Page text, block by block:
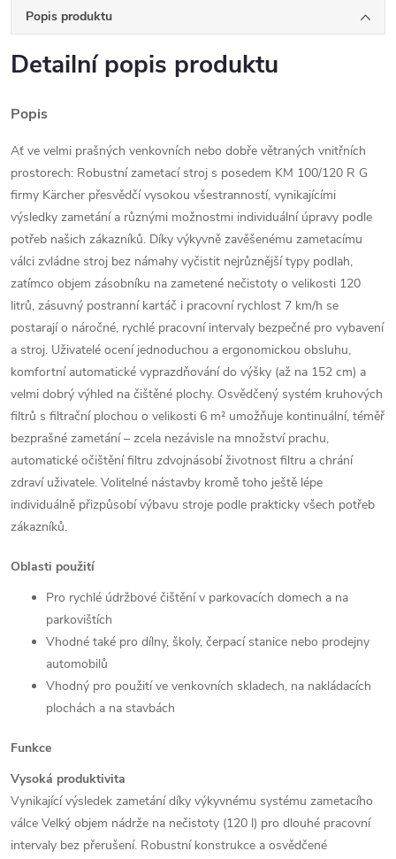
Popis produktu
Detailní popis produktu
Popis
Ať ve velmi prašných venkovních nebo dobře větraných vnitřních
prostorech: Robustní zametací stroj s posedem KM 100/120 R G
firmy Kärcher přesvědčí vysokou všestranností, vynikajícími
výsledky zametání a různými možnostmi individuální úpravy podle
potřeb našich zákazníků. Díky výkyvně zavěšenému zametacímu
válci zvládne stroj bez námahy vyčistit nejrůznější typy podlah,
zatímco objem zásobníku na zametené nečistoty o velikosti 120
litrů, zásuvný postranní kartáč i pracovní rychlost 7 km/h se
postarají o náročné, rychlé pracovní intervaly bezpečné pro vybavení
a stroj. Uživatelé ocení jednoduchou a ergonomickou obsluhu,
komfortní automatické vyprazdňování do výšky (až na 152 cm) a
velmi dobrý výhled na čištěné plochy. Osvědčený systém kruhových
filtrů s filtrační plochou o velikosti 6 m² umožňuje kontinuální, téměř
bezprašné zametání – zcela nezávisle na množství prachu,
automatické očištění filtru zdvojnásobí životnost filtru a chrání
zdraví uživatele. Volitelné nástavby kromě toho ještě lépe
individuálně přizpůsobí výbavu stroje podle prakticky všech potřeb
zákazníků.
Oblasti použití
Pro rychlé údržbové čištění v parkovacích domech a na
parkovištích
Vhodné také pro dílny, školy, čerpací stanice nebo prodejny
automobilů
Vhodný pro použití ve venkovních skladech, na nakládacích
plochách a na stavbách
Funkce
Vysoká produktivita
Vynikající výsledek zametání díky výkyvnému systému zametacího
válce Velký objem nádrže na nečistoty (120 l) pro dlouhé pracovní
intervaly bez přerušení. Robustní konstrukce a osvědčené